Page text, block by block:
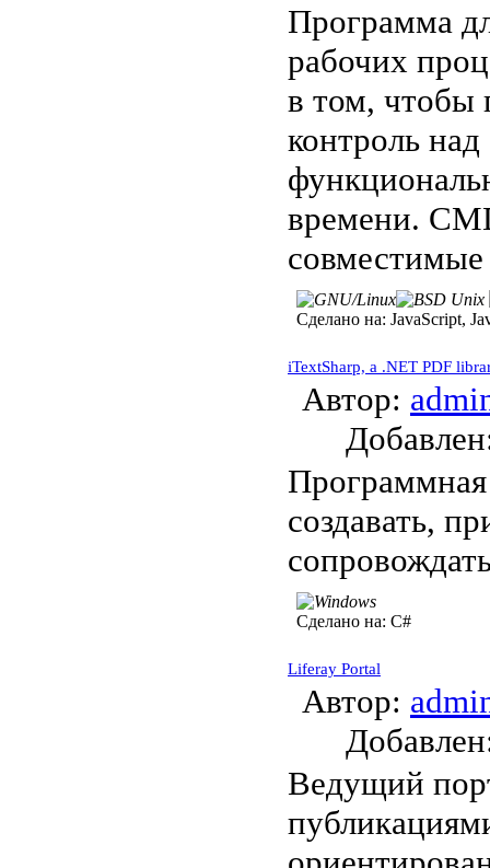
Программа
рабочих
в том, чтобы
контроль
времени.
Сделано на: JavaScript,
iTextSharp, a .NET PDF
Автор:
Программная
создавать,
Сделано на: C#
Liferay Portal
Автор:
Ведущий